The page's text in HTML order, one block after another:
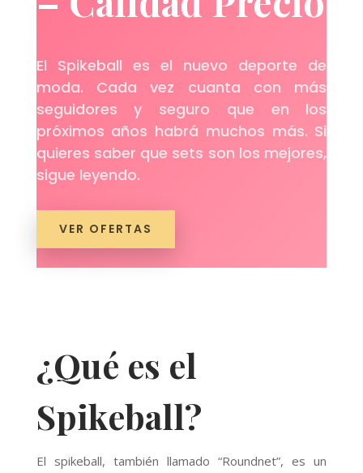
El Spikeball es el nuevo deporte de
moda. Cada vez cuanta con más
seguidores y seguro que en los
próximos años habrá muchos más. Si
quieres saber que sets son los mejores,
sigue leyendo.
VER OFERTAS
¿Qué es el
Spikeball?
El spikeball, también llamado “Roundnet”, es un